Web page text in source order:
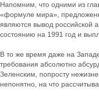
Напомним, что одними из
«формуле мира»,
являются вывод российской
состоянию на 1991 год и
В то же время даже на
требования абсолютно
Зеленским, попросту
непонятно, на что